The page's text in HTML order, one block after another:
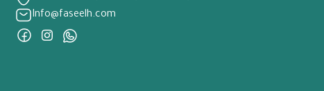
Info@faseelh.com